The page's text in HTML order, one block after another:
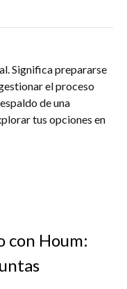
Significa prepararse
el proceso
de una
tus opciones en
con Houm: